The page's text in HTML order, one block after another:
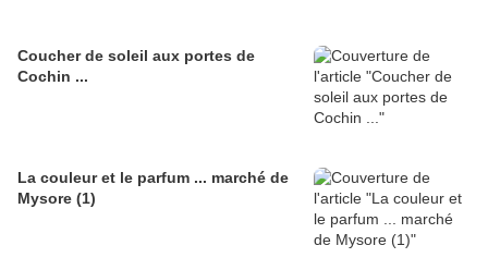
Coucher de soleil aux portes de
Cochin ...
La couleur et le parfum ... marché de
Mysore (1)